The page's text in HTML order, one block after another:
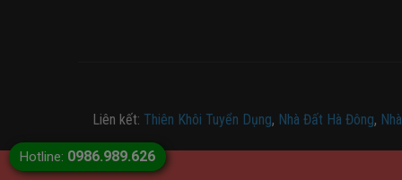
Liên kết: Thiên Khôi Tuyển Dụng, Nhà Đất Hà Đông,
Hotline: 0986.989.626